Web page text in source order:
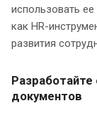
использовать
как HR-
развития
документов